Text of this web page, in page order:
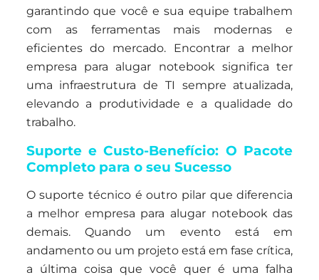
garantindo que você e sua equipe trabalhem
com as ferramentas mais modernas e
eficientes do mercado. Encontrar a melhor
empresa para alugar notebook significa ter
uma infraestrutura de TI sempre atualizada,
elevando a produtividade e a qualidade do
trabalho.
Suporte e Custo-Benefício: O Pacote
Completo para o seu Sucesso
O suporte técnico é outro pilar que diferencia
a melhor empresa para alugar notebook das
demais. Quando um evento está em
andamento ou um projeto está em fase crítica,
a última coisa que você quer é uma falha